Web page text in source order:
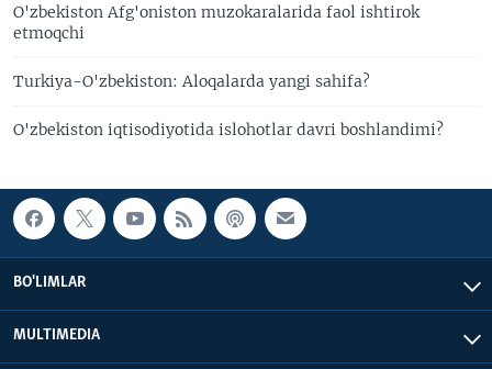
O'zbekiston Afg'oniston muzokaralarida faol ishtirok
etmoqchi
Turkiya-O'zbekiston: Aloqalarda yangi sahifa?
O'zbekiston iqtisodiyotida islohotlar davri boshlandimi?
BO'LIMLAR
MULTIMEDIA